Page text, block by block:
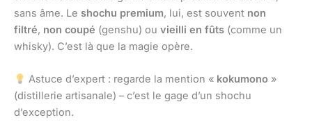
sans âme. Le shochu premium, lui, est souvent non
filtré, non coupé (genshu) ou vieilli en fûts (comme un
whisky). C’est là que la magie opère.
Astuce d’expert : regarde la mention « kokumono»
(distillerie artisanale) – c’est le gage d’un shochu
d’exception.